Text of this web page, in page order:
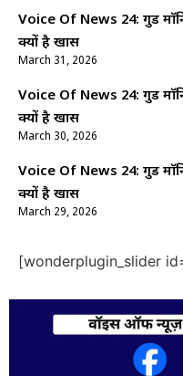
Voice Of News 24: गुड
क्यों है खास
March 31, 2026
Voice Of News 24: गुड
क्यों है खास
March 30, 2026
Voice Of News 24: गुड
क्यों है खास
March 29, 2026
[wonderplugin_slider